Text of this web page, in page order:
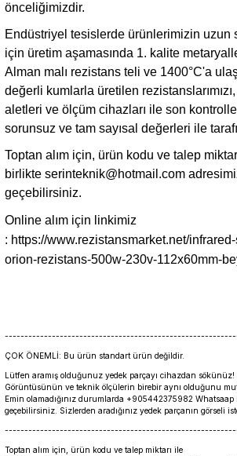
önceliğimizdir.
Endüstriyel tesislerde ürünlerimizin uzun
için üretim aşamasında 1. kalite
Alman malı rezistans teli ve 1400°C'a
değerli kumlarla üretilen
aletleri ve ölçüm cihazları ile son
sorunsuz ve tam sayısal değerleri ile
Toptan alım için, ürün kodu ve talep
birlikte serinteknik@hotmail.com
geçebilirsiniz.
Online alım için linkimiz
: https://www.rezistansmarket.net/
orion-rezistans-500w-230v-112x60mm-
ÇOK ÖNEMLİ: Bu ürün standart ürün değildir.
Lütfen aramış olduğunuz yedek parçayı cihazdan sökünüz!
Görüntüsünün ve teknik ölçülerin birebir aynı olduğunu
Emin olamadığınız durumlarda +905442375982 Whatsaap
geçebilirsiniz. Sizlerden aradığınız yedek parçanın görseli
Toptan alım için, ürün kodu ve talep miktarı ile